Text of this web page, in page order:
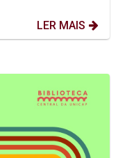
LER MAIS